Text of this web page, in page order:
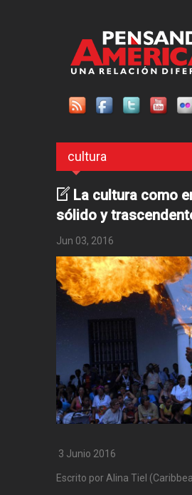
cultura
La cultura como
sólido y
Jun 03, 2016
3 Junio 2016
Escrito por Alina Tiel